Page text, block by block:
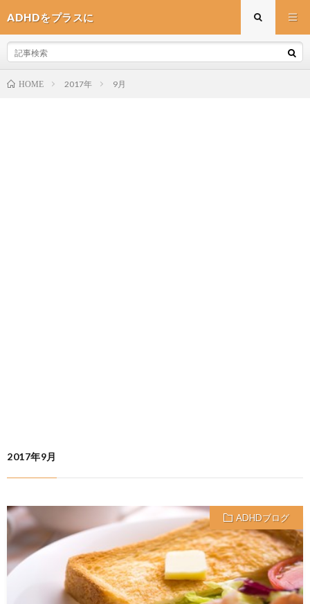
ADHDをプラスに
HOME 2017年 9月
2017年9月
ADHDブログ